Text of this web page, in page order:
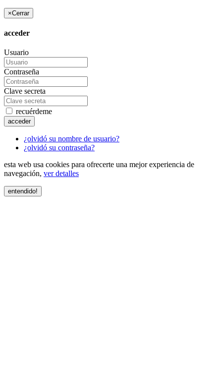
×Cerrar
acceder
Usuario
Contraseña
Clave secreta
recuérdeme
acceder
¿olvidó su nombre de usuario?
¿olvidó su contraseña?
esta web usa cookies para ofrecerte una mejor experiencia de
navegación, ver detalles
entendido!